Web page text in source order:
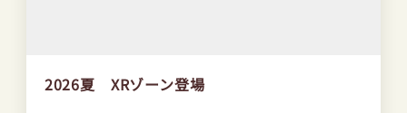
2026夏 XRゾーン登場